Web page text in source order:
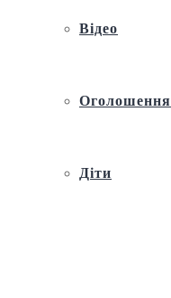
Відео
Оголошення
Діти